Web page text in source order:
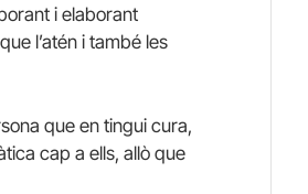
i elaborant
l’atén i també les
que en tingui cura,
cap a ells, allò que